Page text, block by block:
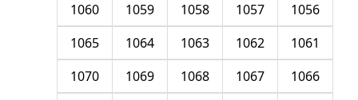
1056
1057
1058
1059
1060
1061
1062
1063
1064
1065
1066
1067
1068
1069
1070